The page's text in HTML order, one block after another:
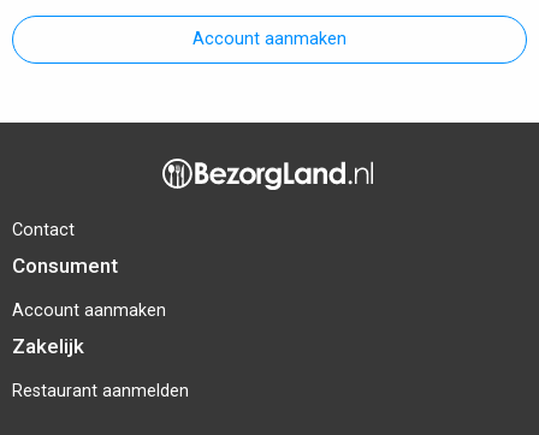
Account aanmaken
Contact
Consument
Account aanmaken
Zakelijk
Restaurant aanmelden